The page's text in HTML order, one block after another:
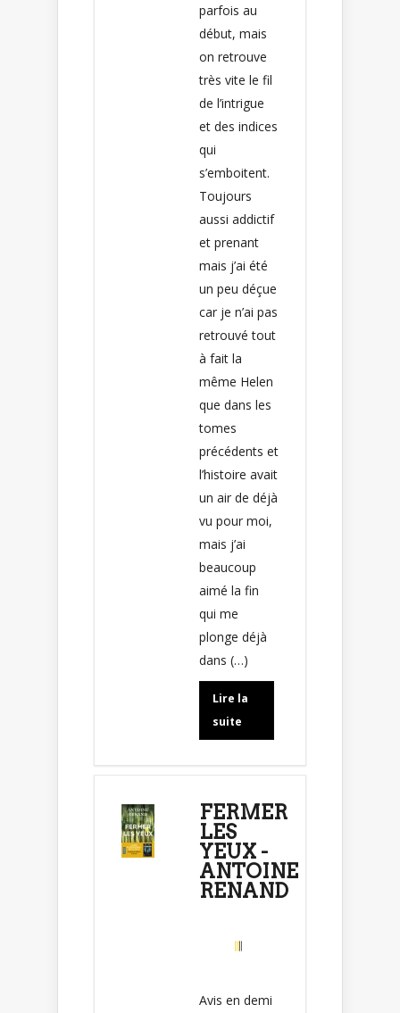
parfois au
début, mais
on retrouve
très vite le fil
de l’intrigue
et des indices
qui
s’emboitent.
Toujours
aussi addictif
et prenant
mais j’ai été
un peu déçue
car je n’ai pas
retrouvé tout
à fait la
même Helen
que dans les
tomes
précédents et
l’histoire avait
un air de déjà
vu pour moi,
mais j’ai
beaucoup
aimé la fin
qui me
plonge déjà
dans (…)
Lire la
suite
FERMER
LES
YEUX -
ANTOINE
RENAND
Avis en demi